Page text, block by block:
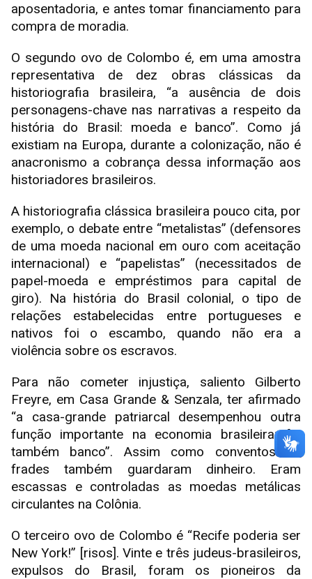
aposentadoria, e antes tomar financiamento para
compra de moradia.
O segundo ovo de Colombo é, em uma amostra
representativa de dez obras clássicas da
historiografia brasileira, “a ausência de dois
personagens-chave nas narrativas a respeito da
história do Brasil: moeda e banco”. Como já
existiam na Europa, durante a colonização, não é
anacronismo a cobrança dessa informação aos
historiadores brasileiros.
A historiografia clássica brasileira pouco cita, por
exemplo, o debate entre “metalistas” (defensores
de uma moeda nacional em ouro com aceitação
internacional) e “papelistas” (necessitados de
papel-moeda e empréstimos para capital de
giro). Na história do Brasil colonial, o tipo de
relações estabelecidas entre portugueses e
nativos foi o escambo, quando não era a
violência sobre os escravos.
Para não cometer injustiça, saliento Gilberto
Freyre, em Casa Grande & Senzala, ter afirmado
“a casa-grande patriarcal desempenhou outra
função importante na economia brasileira: foi
também banco”. Assim como conventos de
frades também guardaram dinheiro. Eram
escassas e controladas as moedas metálicas
circulantes na Colônia.
O terceiro ovo de Colombo é “Recife poderia ser
New York!” [risos]. Vinte e três judeus-brasileiros,
expulsos do Brasil, foram os pioneiros da